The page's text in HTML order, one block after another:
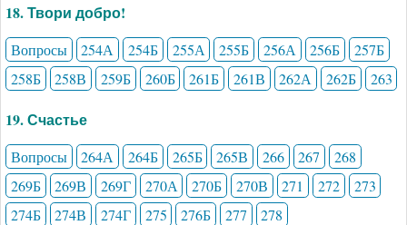
18. Твори добро!
Вопросы 254А 254Б 255А 255Б 256А 256Б
257Б
258Б
258В 259Б 260Б 261Б 261В 262А 262Б 263
19. Счастье
Вопросы 264А 264Б 265Б 265В 266 267
268
269Б
269В 269Г 270А 270Б 270В 271 272
273
274Б
274В 274Г 275 276Б 277 278